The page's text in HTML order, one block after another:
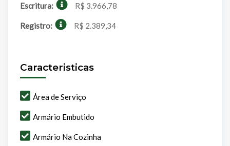
Escritura: R$ 3.966,78
Registro: R$ 2.389,34
Caracteristicas
Área de Serviço
Armário Embutido
Armário Na Cozinha